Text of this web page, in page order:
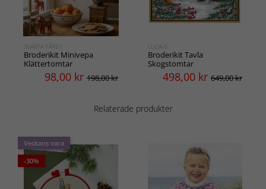
SVARTA FÅRET
Broderikit Minivepa
Klättertomtar
98,00 kr 198,00 kr
LUCA-S
Broderikit Tavla
Skogstomtar
498,00 kr 649,00 kr
Relaterade produkter
Veckans vara
-30%